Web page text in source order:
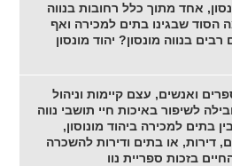
אחד מתוך כלל רחובות בנווה
הסוד שבגינו בתים למכירה ואף
בנווה מונסון? יהוד מונסון
ואנשים, עצם קיימות וניהול
לשיפור באיכות חיי תושבי נווה
בתים למכירה ביהוד מונוסון,
דירות, או בתים ודירות להשכרה
בזכות ספריית נוו